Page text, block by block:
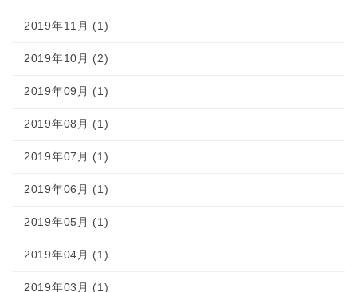
2019年11月 (1)
2019年10月 (2)
2019年09月 (1)
2019年08月 (1)
2019年07月 (1)
2019年06月 (1)
2019年05月 (1)
2019年04月 (1)
2019年03月 (1)